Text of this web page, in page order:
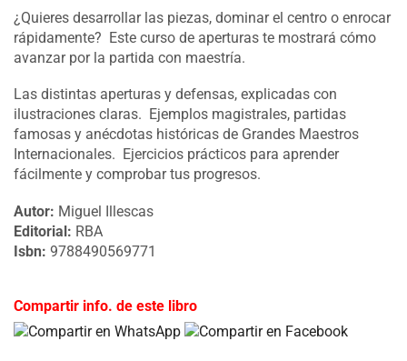
¿Quieres desarrollar las piezas, dominar el centro o enrocar
rápidamente? Este curso de aperturas te mostrará cómo
avanzar por la partida con maestría.
Las distintas aperturas y defensas, explicadas con
ilustraciones claras. Ejemplos magistrales, partidas
famosas y anécdotas históricas de Grandes Maestros
Internacionales. Ejercicios prácticos para aprender
fácilmente y comprobar tus progresos.
Autor: Miguel Illescas
Editorial: RBA
Isbn: 9788490569771
Compartir info. de este libro